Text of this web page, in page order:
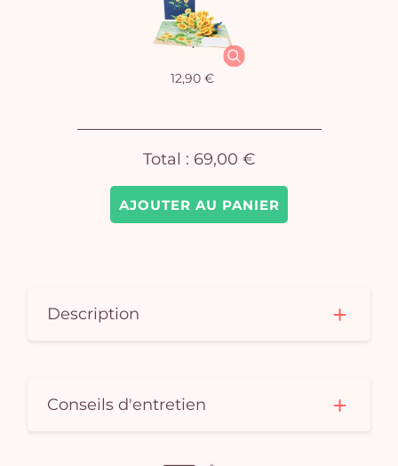
AJOUTER AU PANIER
12,90 €
Total : 69,00 €
Description
Conseils d'entretien